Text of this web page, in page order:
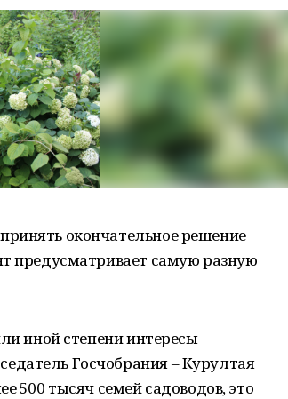
окончательное решение
предусматривает самую разную
иной степени интересы
Госчобрания – Курултая
500 тысяч семей садоводов, это